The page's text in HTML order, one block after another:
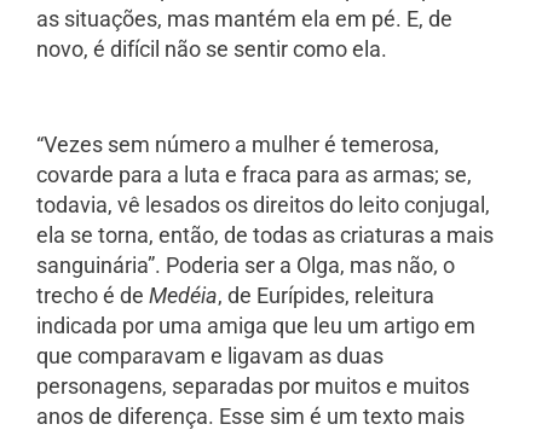
as situações, mas mantém ela em pé. E, de
novo, é difícil não se sentir como ela.
“Vezes sem número a mulher é temerosa,
covarde para a luta e fraca para as armas; se,
todavia, vê lesados os direitos do leito conjugal,
ela se torna, então, de todas as criaturas a mais
sanguinária”. Poderia ser a Olga, mas não, o
trecho é de Medéia, de Eurípides, releitura
indicada por uma amiga que leu um artigo em
que comparavam e ligavam as duas
personagens, separadas por muitos e muitos
anos de diferença. Esse sim é um texto mais